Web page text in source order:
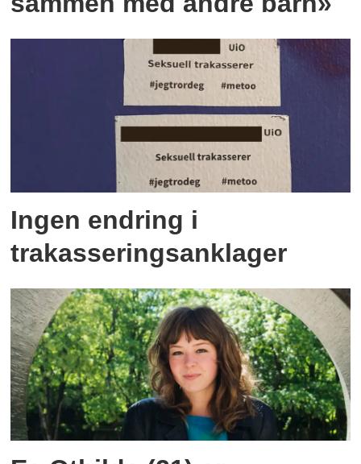
Ingen endring i
trakasseringsanklager